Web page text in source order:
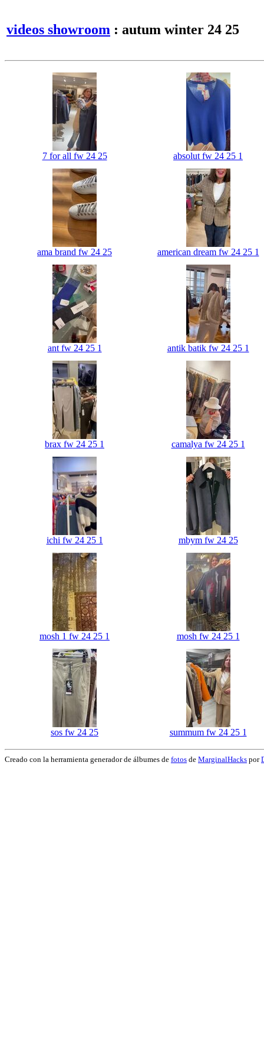
videos showroom : autum winter 24 25
7 for all fw 24 25 absolut fw 24 25 1
ama brand fw 24 25 american dream fw 24 25 1
ant fw 24 25 1 antik batik fw 24 25 1
brax fw 24 25 1 camalya fw 24 25 1
ichi fw 24 25 1 mbym fw 24 25
mosh 1 fw 24 25 1 mosh fw 24 25 1
sos fw 24 25 summum fw 24 25 1
Creado con la herramienta generador de álbumes de fotos de MarginalHacks por